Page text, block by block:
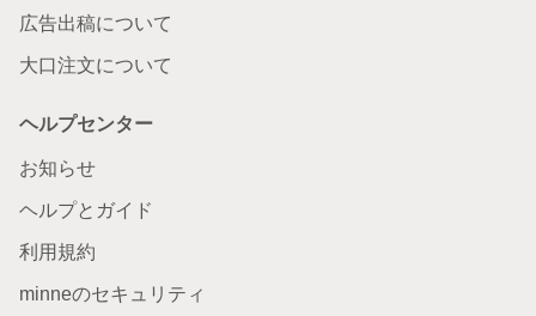
広告出稿について
大口注文について
ヘルプセンター
お知らせ
ヘルプとガイド
利用規約
minneのセキュリティ